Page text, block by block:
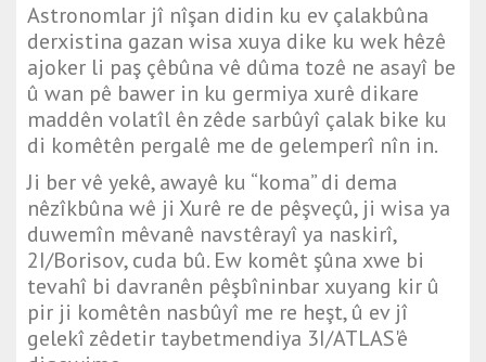
Astronomlar jî nîşan didin ku ev çalakbûna
derxistina gazan wisa xuya dike ku wek hêzê
ajoker li paş çêbûna vê dûma tozê ne asayî be
û wan pê bawer in ku germiya xurê dikare
maddên volatîl ên zêde sarbûyî çalak bike ku
di komêtên pergalê me de gelemperî nîn in.
Ji ber vê yekê, awayê ku “koma” di dema
nêzîkbûna wê ji Xurê re de pêşveçû, ji wisa ya
duwemîn mêvanê navstêrayî ya naskirî,
2I/Borisov, cuda bû. Ew komêt şûna xwe bi
tevahî bi davranên pêşbîninbar xuyang kir û
pir ji komêtên nasbûyî me re heşt, û ev jî
gelekî zêdetir taybetmendiya 3I/ATLAS'ê